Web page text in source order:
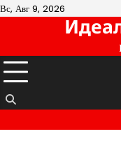
Перейти
Вс, Авг 9, 2026